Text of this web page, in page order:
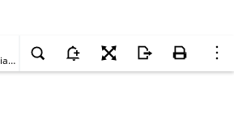
Про заходи щодо виконання постанови Кабінету Міністрів України від 18 травня 2000 р. N 827 "Про додаткові заходи щодо погашення у 2000 році заборгованості із соціальних виплат з бюджетів усіх рівнів"